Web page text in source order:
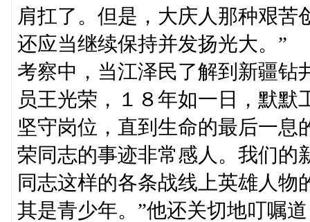
肩扛了。但是，大庆人那种艰苦
还应当继续保持并发扬光大。”
考察中，当江泽民了解到新疆钻
员王光荣，１８年如一日，默
坚守岗位，直到生命的最后一息
荣同志的事迹非常感人。我们的
同志这样的各条战线上英雄人
其是青少年。”他还关切地叮嘱